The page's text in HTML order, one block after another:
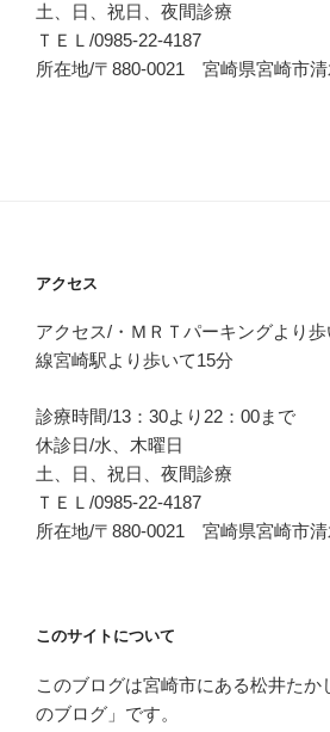
土、日、祝日、夜間診療
ＴＥＬ/0985-22-4187
所在地/〒880-0021 宮崎県宮崎市清
アクセス
アクセス/・ＭＲＴパーキングより
線宮崎駅より歩いて15分
診療時間/13：30より22：00まで
休診日/水、木曜日
土、日、祝日、夜間診療
ＴＥＬ/0985-22-4187
所在地/〒880-0021 宮崎県宮崎市
このサイトについて
このブログは宮崎市にある松井たか
のブログ」です。